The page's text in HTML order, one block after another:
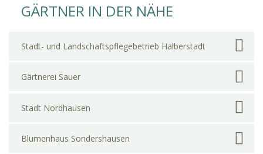
GÄRTNER IN DER NÄHE
Stadt- und Landschaftspflegebetrieb Halberstadt
Gärtnerei Sauer
Stadt Nordhausen
Blumenhaus Sondershausen